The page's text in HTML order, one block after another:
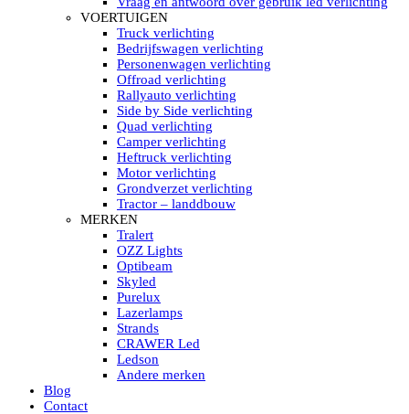
HELLA MARINE LED
Sea Hawk – Light Bars
Sea Hawk – Light Bars – Edge Light
Sea Hawk – Work Lights
RokLUME Led werklampen
HypaLUME Led werklampen
Subcategorieën Hella Marine Led
LED STRIPS
Led strip flexibel Click & Go
Led strip RGB op rol
Led strip IP68 waterdicht
Led strip kleur wit
Led strips Vantage
Led strip met ingebouwde accu
Subcategorieën Led strips
LED INTERIEUR VERLICHTING
Led verlichting interieur PIR / Touch
LED Armatuur met Strip 220V
Led strips
Subcategorieën Led interieur
PORTABLE ACCU LED LAMP
Led hoofdlamp
Camping led verlichting
Led zaklamp
Accu werklamp
VOERTUIGEN
Truck verlichting
Bedrijfswagen verlichting
Personenwagen verlichting
Offroad verlichting
Rallyauto verlichting
Side by Side verlichting
Quad verlichting
Camper verlichting
Heftruck verlichting
Motor verlichting
Grondverzet verlichting
Tractor – landdbouw
MERKEN
Tralert
OZZ Lights
Optibeam
Skyled
Purelux
Lazerlamps
Strands
CRAWER Led
Ledson
Andere merken
Blog
Contact